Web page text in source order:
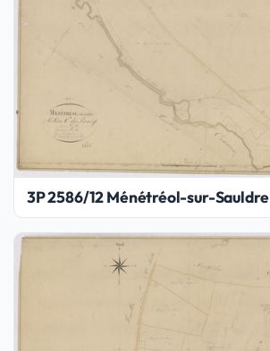
3P 2586/12 Ménétréol-sur-Sauldre